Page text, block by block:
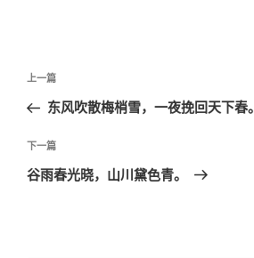
文
导
航
上
一
文
章
上一篇
东风吹散梅梢雪，一夜挽回天下春。
下
一
下一篇
谷雨春光晓，山川黛色青。